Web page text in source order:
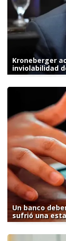
Kroneberger
inviolabilidad
Un banco
sufrió una